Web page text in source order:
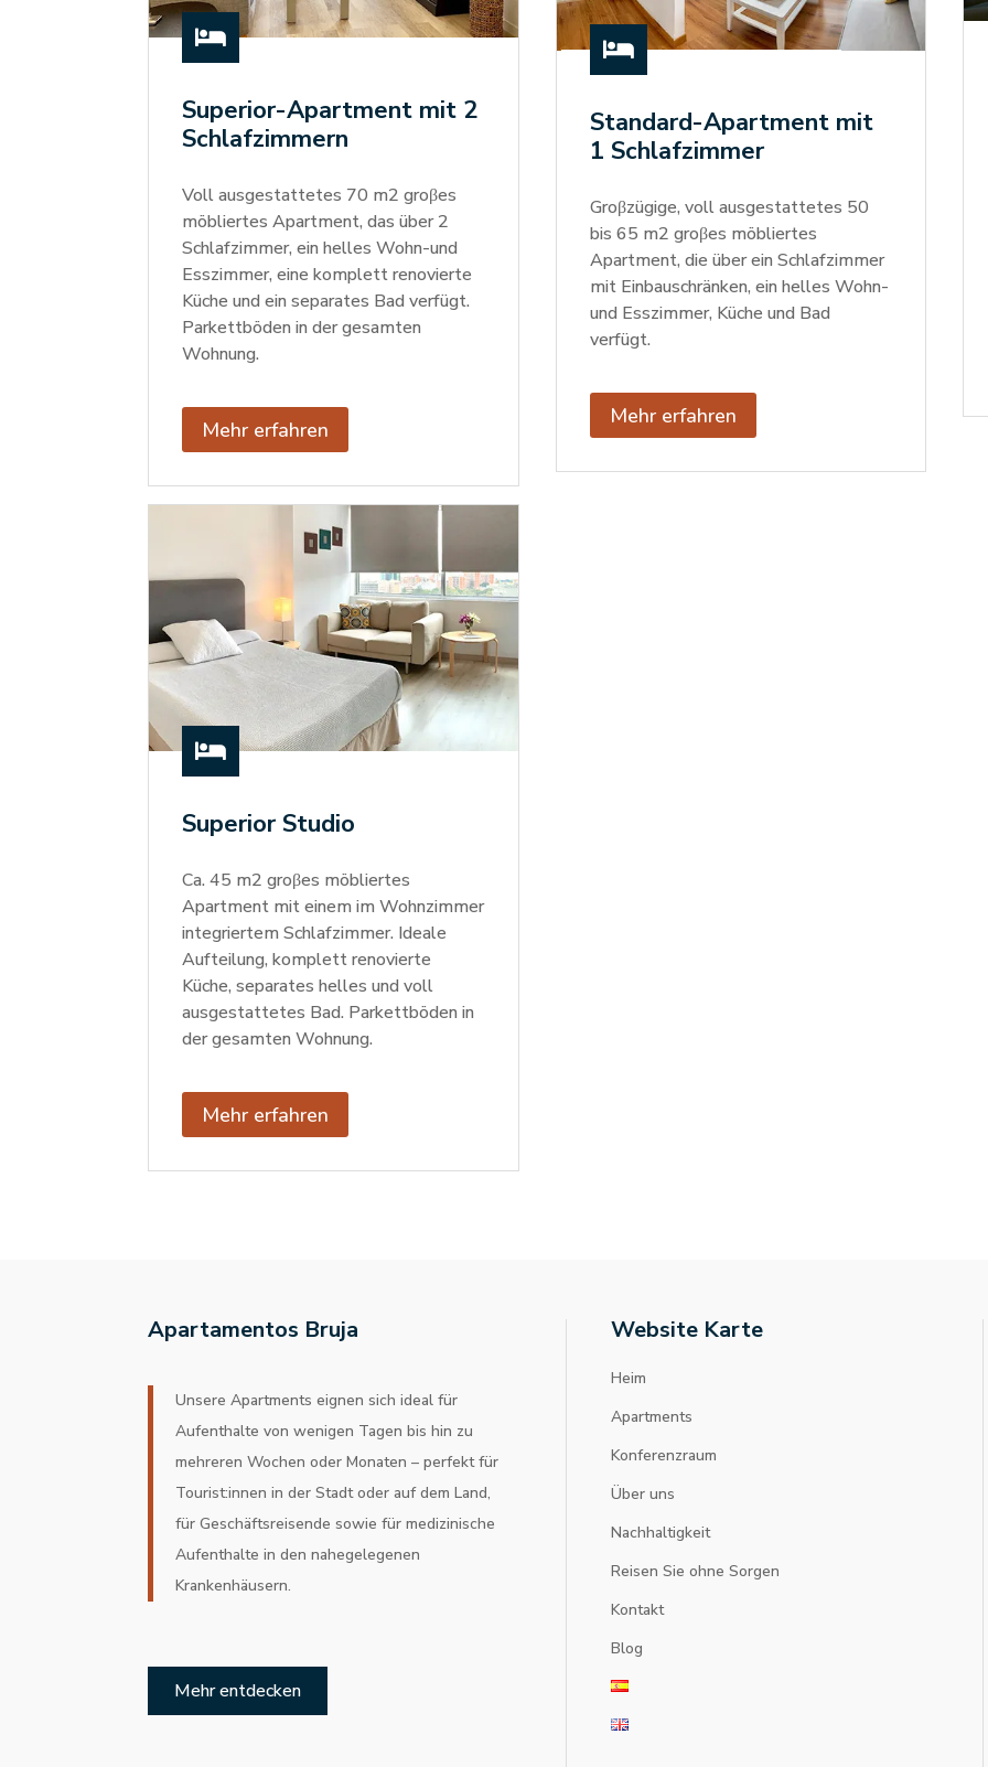

Superior-Apartment mit 2
Schlafzimmern
Voll ausgestattetes 70 m2 groβes
möbliertes Apartment, das über 2
Schlafzimmer, ein helles Wohn-und
Esszimmer, eine komplett renovierte
Küche und ein separates Bad verfügt.
Parkettböden in der gesamten
Wohnung.
Mehr erfahren

Superior Studio
Ca. 45 m2 groβes möbliertes
Apartment mit einem im Wohnzimmer
integriertem Schlafzimmer. Ideale
Aufteilung, komplett renovierte
Küche, separates helles und voll
ausgestattetes Bad. Parkettböden in
der gesamten Wohnung.
Mehr erfahren

Standard-Apartment mit
1 Schlafzimmer
Groβzügige, voll ausgestattetes 50
bis 65 m2 groβes möbliertes
Apartment, die über ein Schlafzimmer
mit Einbauschränken, ein helles Wohn-
und Esszimmer, Küche und Bad
verfügt.
Mehr erfahren
Apartamentos Bruja
Unsere Apartments eignen sich ideal für
Aufenthalte von wenigen Tagen bis hin zu
mehreren Wochen oder Monaten – perfekt für
Tourist:innen in der Stadt oder auf dem Land,
für Geschäftsreisende sowie für medizinische
Aufenthalte in den nahegelegenen
Krankenhäusern.
Mehr entdecken
Website Karte
Heim
Apartments
Konferenzraum
Über uns
Nachhaltigkeit
Reisen Sie ohne Sorgen
Kontakt
Blog